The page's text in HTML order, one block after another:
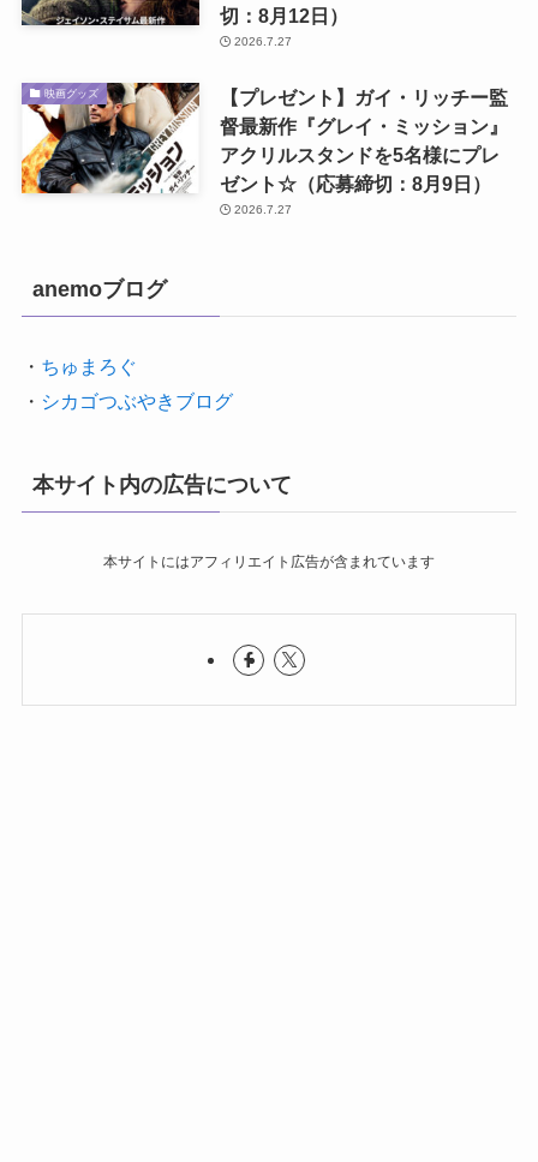
切：8月12日）
2026.7.27
映画グッズ
【プレゼント】ガイ・リッチー監
督最新作『グレイ・ミッション』
アクリルスタンドを5名様にプレ
ゼント☆（応募締切：8月9日）
2026.7.27
anemoブログ
・ ちゅまろぐ
・ シカゴつぶやきブログ
本サイト内の広告について
本サイトにはアフィリエイト広告が含まれています